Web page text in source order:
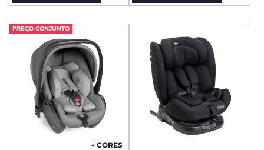
PREÇO CONJUNTO
+ CORES